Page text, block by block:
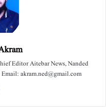
Editor Aitebar News, Nanded
akram.ned@gmail.com